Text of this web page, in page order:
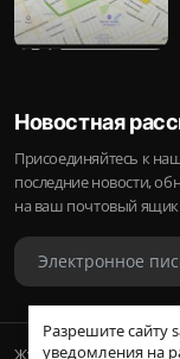
Разрешите сайту
уведомления на
Новостная
Присоединяйтесь к
последние новости,
на ваш почтовый ящик
Журнал Sadaq © 2023-